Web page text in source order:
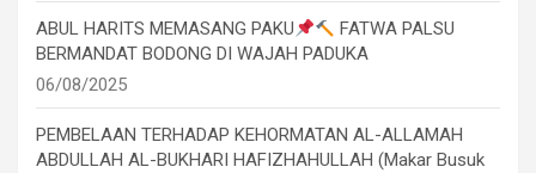
ABUL HARITS MEMASANG PAKU
FATWA PALSU
BERMANDAT BODONG DI WAJAH PADUKA
06/08/2025
PEMBELAAN TERHADAP KEHORMATAN AL-ALLAMAH
ABDULLAH AL-BUKHARI HAFIZHAHULLAH (Makar Busuk